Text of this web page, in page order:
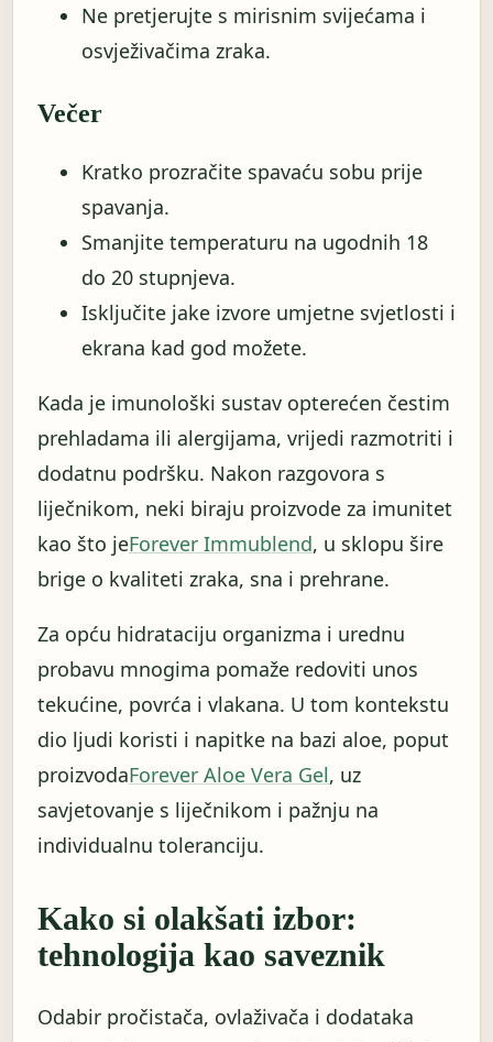
Ne pretjerujte s mirisnim svijećama i
osvježivačima zraka.
Večer
Kratko prozračite spavaću sobu prije
spavanja.
Smanjite temperaturu na ugodnih 18
do 20 stupnjeva.
Isključite jake izvore umjetne svjetlosti i
ekrana kad god možete.
Kada je imunološki sustav opterećen čestim
prehladama ili alergijama, vrijedi razmotriti i
dodatnu podršku. Nakon razgovora s
liječnikom, neki biraju proizvode za imunitet
kao što jeForever Immublend, u sklopu šire
brige o kvaliteti zraka, sna i prehrane.
Za opću hidrataciju organizma i urednu
probavu mnogima pomaže redoviti unos
tekućine, povrća i vlakana. U tom kontekstu
dio ljudi koristi i napitke na bazi aloe, poput
proizvodaForever Aloe Vera Gel, uz
savjetovanje s liječnikom i pažnju na
individualnu toleranciju.
Kako si olakšati izbor:
tehnologija kao saveznik
Odabir pročistača, ovlaživača i dodataka